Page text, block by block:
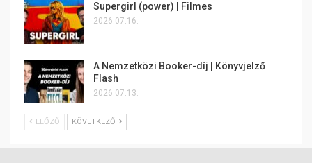
Supergirl (power) | Filmes
2026.07.16.
A Nemzetközi Booker-díj | Könyvjelző
Flash
2026.07.13.
ELŐZŐ KÖVETKEZŐ